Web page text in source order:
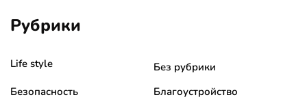
Рубрики
Life style
Без рубрики
Безопасность
Благоустройство